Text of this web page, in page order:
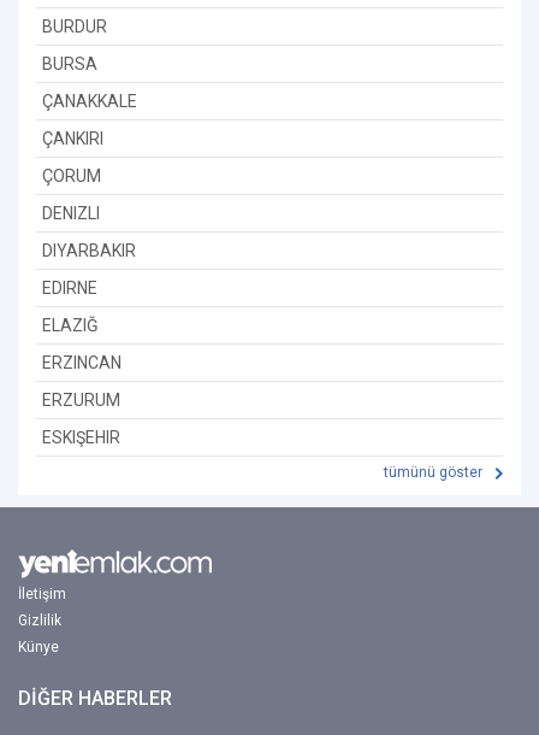
BURDUR
BURSA
ÇANAKKALE
ÇANKIRI
ÇORUM
DENIZLI
DIYARBAKIR
EDIRNE
ELAZIĞ
ERZINCAN
ERZURUM
ESKIŞEHIR
tümünü göster
İletişim
Gizlilik
Künye
DİĞER HABERLER